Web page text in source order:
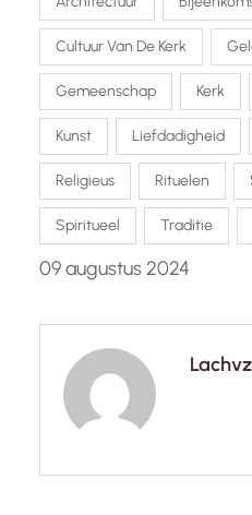
Cultuur Van De Kerk
Gemeenschap Kerk
Kunst Liefdadigheid
Religieus Rituelen
Spiritueel Traditie
09 augustus 2024